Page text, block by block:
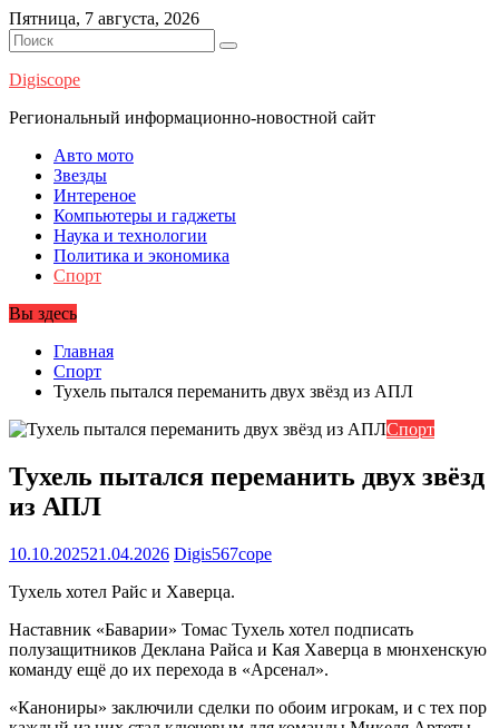
Перейти
к
содержимому
Пятница, 7 августа, 2026
Digiscope
Региональный информационно-новостной сайт
Авто мото
Звезды
Интереное
Компьютеры и гаджеты
Наука и технологии
Политика и экономика
Спорт
Вы здесь
Главная
Спорт
Тухель пытался переманить двух звёзд из АПЛ
Спорт
Тухель пытался переманить двух звёзд
из АПЛ
10.10.202521.04.2026 Digis567cope
Тухель хотел Райс и Хаверца.
Наставник «Баварии» Томас Тухель хотел подписать
полузащитников Деклана Райса и Кая Хаверца в мюнхенскую
команду ещё до их перехода в «Арсенал».
«Канониры» заключили сделки по обоим игрокам, и с тех пор